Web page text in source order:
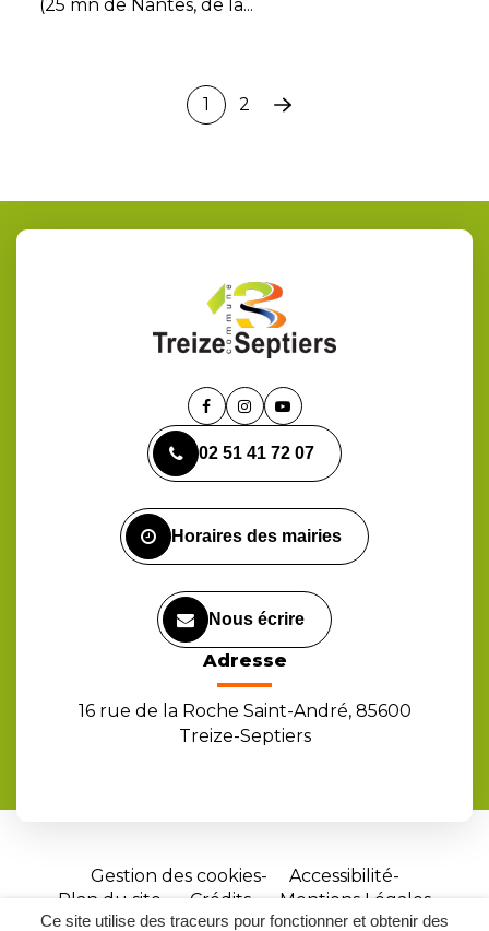
Ce site utilise des traceurs pour fonctionner et obtenir des
(25 mn de Nantes, de la...
1 2
Page
Lien
le
compte
Lien
le
compte
Lien
la
chaîne
02 51 41 72 07
Horaires des mairies
Nous écrire
Adresse
16 rue de la Roche Saint-André, 85600
Treize-Septiers
Gestion des cookies
Accessibilité
Plan du site
Crédits
Mentions Légales